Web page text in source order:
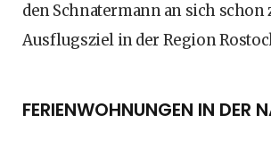
den Schnatermann an sich schon
Ausflugsziel in der Region
FERIENWOHNUNGEN IN DER